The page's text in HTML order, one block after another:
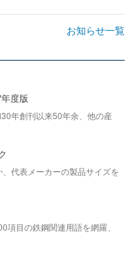
お知らせ一覧
度版
年創刊以来50年余、他の産
代表メーカーの製品サイズを
目の鉄鋼関連用語を網羅、